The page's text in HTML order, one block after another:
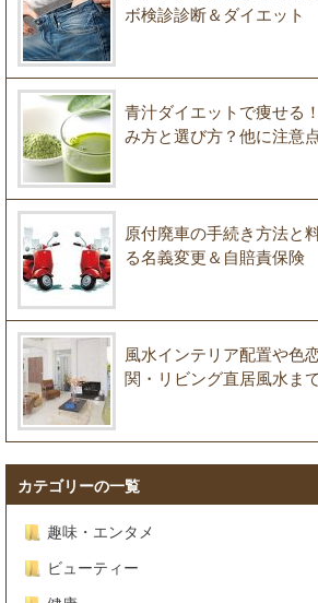
ボ検診診断＆ダイエット
青汁ダイエットで痩せる
み方と選び方？他に注意
原付廃車の手続き方法と
る名義変更＆自賠責保険
風水インテリア配置や色
関・リビング直居風水ま
カテゴリーの一覧
趣味・エンタメ
ビューティー